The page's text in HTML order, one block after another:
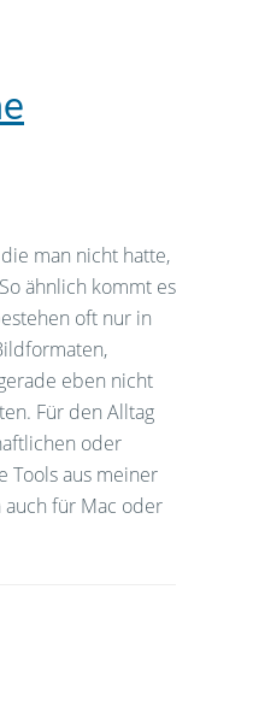
man nicht hatte,
ähnlich kommt es
oft nur in
eben nicht
Für den Alltag
oder
Tools aus meiner
auch für Mac oder